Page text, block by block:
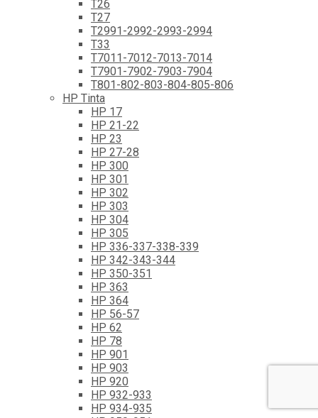
T26
T27
T2991-2992-2993-2994
T33
T7011-7012-7013-7014
T7901-7902-7903-7904
T801-802-803-804-805-806
HP Tinta
HP 17
HP 21-22
HP 23
HP 27-28
HP 300
HP 301
HP 302
HP 303
HP 304
HP 305
HP 336-337-338-339
HP 342-343-344
HP 350-351
HP 363
HP 364
HP 56-57
HP 62
HP 78
HP 901
HP 903
HP 920
HP 932-933
HP 934-935